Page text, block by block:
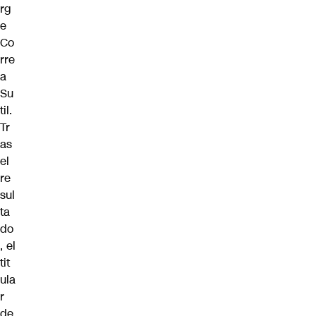
rg
e
Co
rre
a
Su
til.
Tr
as
el
re
sul
ta
do
, el
tit
ula
r